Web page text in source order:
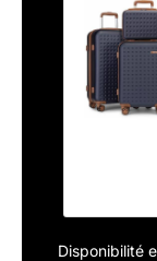
Disponibilité